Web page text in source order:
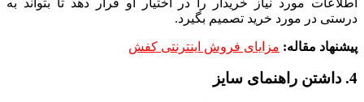
اطلاعات مورد نیاز خریدار را در اختیار او قرار دهد تا بتواند به
درستی در مورد خرید تصمیم بگیرد.
پیشنهاد مقاله: مزایای فروش اینترنتی کفش
4. داشتن راهنمای سایز